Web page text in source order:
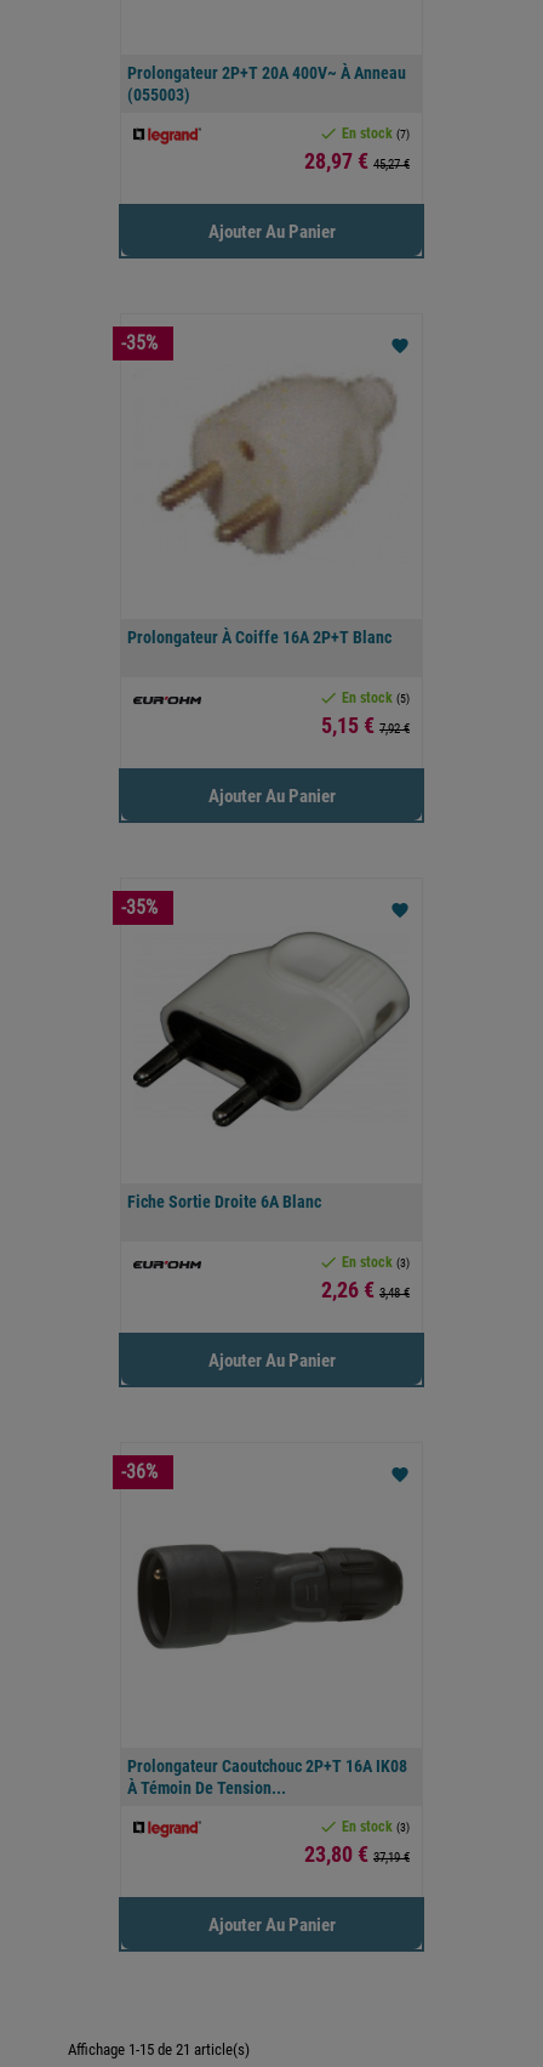
Prolongateur 2P+T 20A 400V~ À Anneau
(055003)
 En stock (7)
Prix
28,97 € 45,27 €
Ajouter Au Panier
Prolongateur À Coiffe 16A 2P+T Blanc
 En stock (5)
Prix
5,15 € 7,92 €
favorite
Ajouter Au Panier
-35%
Fiche Sortie Droite 6A Blanc
 En stock (3)
Prix
2,26 € 3,48 €
favorite
Ajouter Au Panier
-35%
Prolongateur Caoutchouc 2P+T 16A IK08
À Témoin De Tension...
 En stock (3)
Prix
23,80 € 37,19 €
favorite
Ajouter Au Panier
-36%
Affichage 1-15 de 21 article(s)